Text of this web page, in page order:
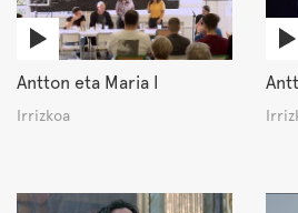
Antton eta Maria I
Irrizkoa